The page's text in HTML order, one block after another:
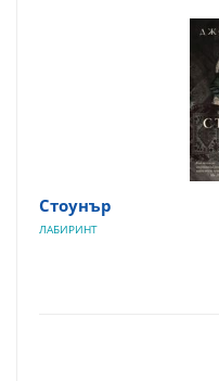
Стоунър
ЛАБИРИНТ